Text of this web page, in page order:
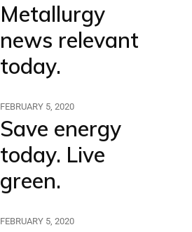
Metallurgy
news relevant
today.
FEBRUARY 5, 2020
Save energy
today. Live
green.
FEBRUARY 5, 2020